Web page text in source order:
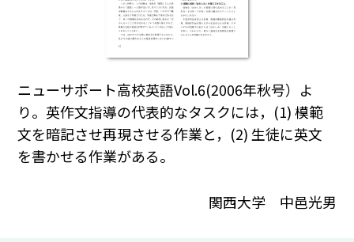
ニューサポート高校英語Vol.6(2006年秋号）よ
り。英作文指導の代表的なタスクには，(1) 模範
文を暗記させ再現させる作業と，(2) 生徒に英文
を書かせる作業がある。
関西大学 中邑光男